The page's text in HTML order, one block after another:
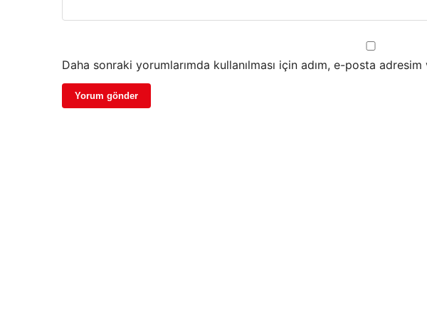
Daha sonraki yorumlarımda kullanılması için adım, e-posta